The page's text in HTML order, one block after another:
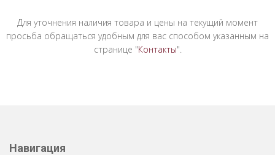
Для уточнения наличия товара и цены на текущий момент
просьба обращаться удобным для вас способом указанным на
странице "Контакты".
Навигация